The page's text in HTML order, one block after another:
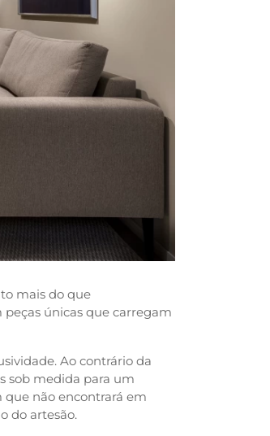
mais do que
únicas que carregam
Ao contrário da
sob medida para um
que não encontrará em
do artesão.